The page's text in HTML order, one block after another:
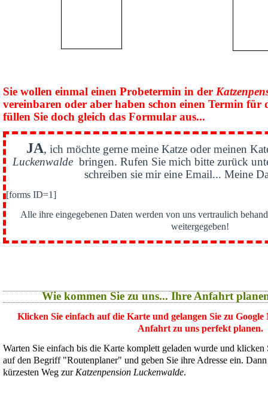
Sie wollen einmal einen Probetermin in der
vereinbaren oder aber haben schon einen Termin für
füllen Sie doch gleich das Formular aus...
JA, ich möchte gerne meine Katze oder meinen
Luckenwaldebringen. Rufen Sie mich bitte zurück
schreiben sie mir eine Email... Meine
[forms ID=1]
Alle ihre eingegebenen Daten werden von uns vertraulich
weitergegeben!
Wie kommen Sie zu uns... Ihre Anfahrt
Klicken Sie einfach auf die Karte und gelangen Sie zu
Anfahrt zu uns perfekt planen.
Warten Sie einfach bis die Karte komplett geladen wurde und
auf den Begriff "Routenplaner" und geben Sie ihre Adresse ein.
kürzesten Weg zur Katzenpension Luckenwalde.